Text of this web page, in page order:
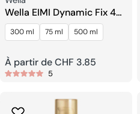
Wella EIMI Dynamic Fix 45
Sec Spray Artisanal
300 ml 75 ml 500 ml
Prix
À partir de CHF 3.85
5